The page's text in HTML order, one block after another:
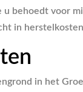
behoedt voor
in
in het